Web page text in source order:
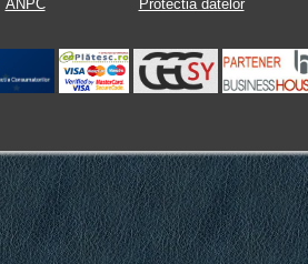
ANPC
Protectia datelor